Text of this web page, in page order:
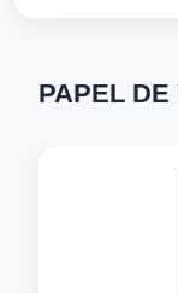
PAPEL DE